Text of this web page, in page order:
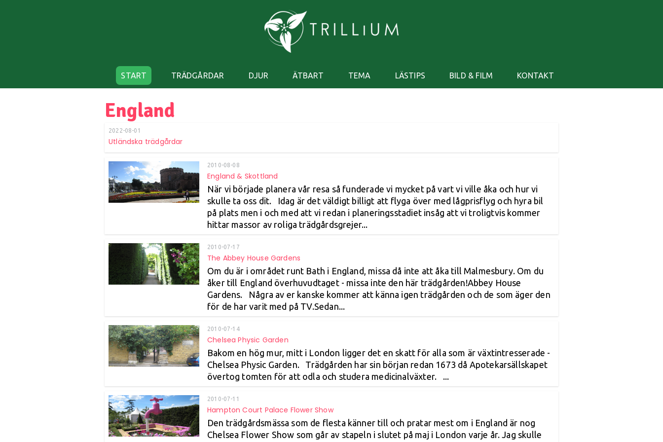
START TRÄDGÅRDAR DJUR ÄTBART TEMA LÄSTIPS BILD & FILM KONTAKT
England
2022-08-01
Utländska trädgårdar
2010-08-08
England & Skottland
När vi började planera vår resa så funderade vi mycket på vart vi ville åka och hur vi
skulle ta oss dit. Idag är det väldigt billigt att flyga över med lågprisflyg och hyra bil
på plats men i och med att vi redan i planeringsstadiet insåg att vi troligtvis kommer
hittar massor av roliga trädgårdsgrejer...
2010-07-17
The Abbey House Gardens
Om du är i området runt Bath i England, missa då inte att åka till Malmesbury. Om du
åker till England överhuvudtaget - missa inte den här trädgården!Abbey House
Gardens. Några av er kanske kommer att känna igen trädgården och de som äger den
för de har varit med på TV.Sedan...
2010-07-14
Chelsea Physic Garden
Bakom en hög mur, mitt i London ligger det en skatt för alla som är växtintresserade -
Chelsea Physic Garden. Trädgården har sin början redan 1673 då Apotekarsällskapet
övertog tomten för att odla och studera medicinalväxter. ...
2010-07-11
Hampton Court Palace Flower Show
Den trädgårdsmässa som de flesta känner till och pratar mest om i England är nog
Chelsea Flower Show som går av stapeln i slutet på maj i London varje år. Jag skulle